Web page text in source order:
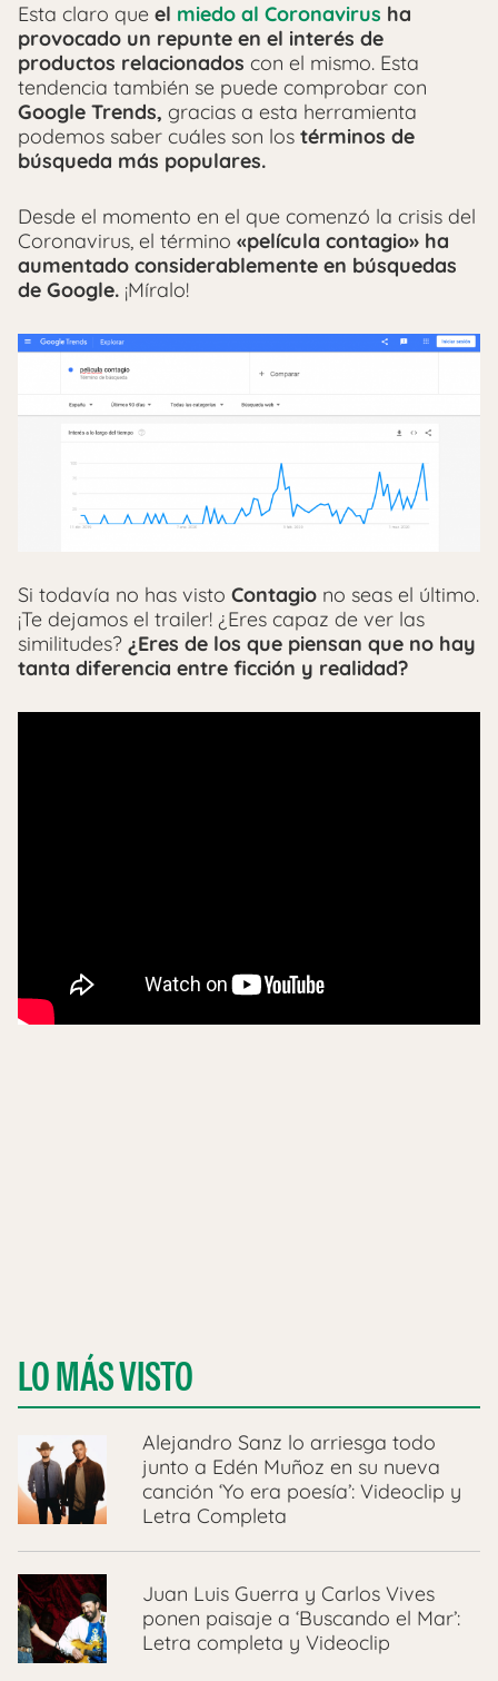
Esta claro que el miedo al Coronavirus ha
provocado un repunte en el interés de
productos relacionados con el mismo. Esta
tendencia también se puede comprobar con
Google Trends, gracias a esta herramienta
podemos saber cuáles son los términos de
búsqueda más populares.
Desde el momento en el que comenzó la crisis del
Coronavirus, el término «película contagio» ha
aumentado considerablemente en búsquedas
de Google. ¡Míralo!
Si todavía no has visto Contagio no seas el último.
¡Te dejamos el trailer! ¿Eres capaz de ver las
similitudes? ¿Eres de los que piensan que no hay
tanta diferencia entre ficción y realidad?
LO MÁS VISTO
Alejandro Sanz lo arriesga todo
junto a Edén Muñoz en su nueva
canción ‘Yo era poesía’: Videoclip y
Letra Completa
Juan Luis Guerra y Carlos Vives
ponen paisaje a ‘Buscando el Mar’:
Letra completa y Videoclip